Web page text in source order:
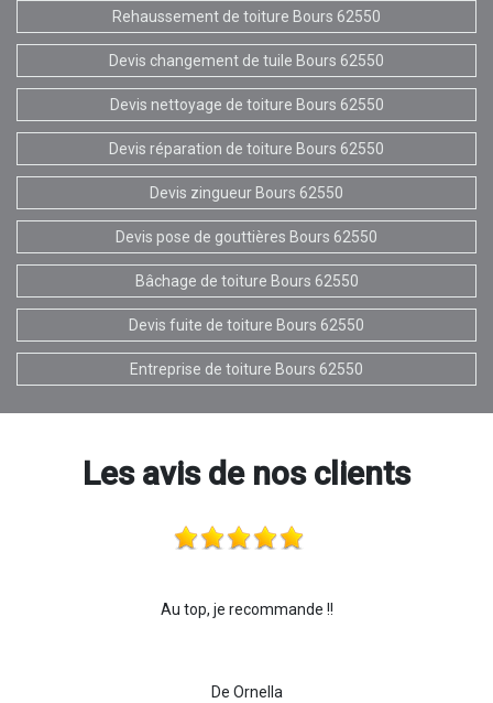
Rehaussement de toiture Bours 62550
Devis changement de tuile Bours 62550
Devis nettoyage de toiture Bours 62550
Devis réparation de toiture Bours 62550
Devis zingueur Bours 62550
Devis pose de gouttières Bours 62550
Bâchage de toiture Bours 62550
Devis fuite de toiture Bours 62550
Entreprise de toiture Bours 62550
Les avis de nos clients
Au top, je recommande !!
De Ornella